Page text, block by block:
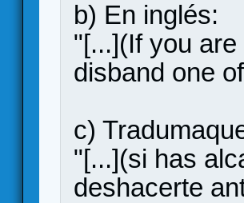
b) En inglés:
"[...](If you
disband one
c)
"[...](si has
deshacerte